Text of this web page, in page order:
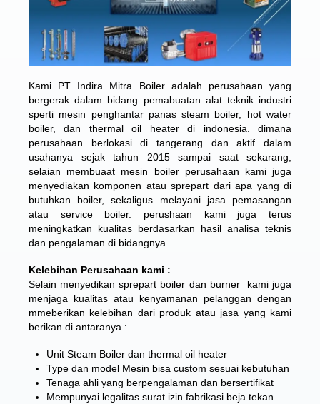
Kami PT Indira Mitra Boileradalah perusahaan yang
bergerak dalam bidang pemabuatan alat teknik industri
sperti mesin penghantar panas steam boiler, hot water
boiler, dan thermal oil heater di indonesia. dimana
perusahaan berlokasi di tangerang dan aktif dalam
usahanya sejak tahun 2015 sampai saat sekarang,
selaian membuaat mesin boiler perusahaan kami juga
menyediakan komponen atau sprepart dari apa yang di
butuhkan boiler, sekaligus melayani jasa pemasangan
atau service boiler. perushaan kami juga terus
meningkatkan kualitas berdasarkan hasil analisa teknis
dan pengalaman di bidangnya.
Kelebihan Perusahaan kami :
Selain menyedikan sprepart boiler dan burner kami juga
menjaga kualitas atau kenyamanan pelanggan dengan
mmeberikan kelebihan dari produk atau jasa yang kami
berikan di antaranya :
Unit Steam Boiler dan thermal oil heater
Type dan model Mesin bisa custom sesuai kebutuhan
Tenaga ahli yang berpengalaman dan bersertifikat
Mempunyai legalitas surat izin fabrikasi beja tekan